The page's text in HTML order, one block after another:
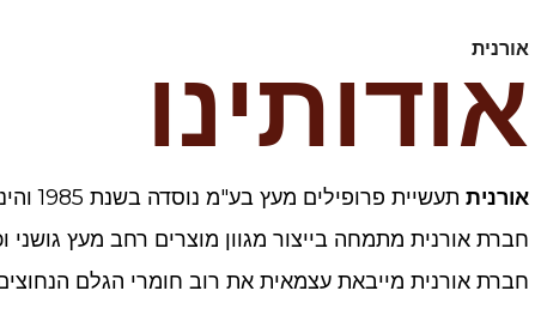
אורנית
אודותינו
אורנית תעשיית פרופילים מעץ בע"מ נוסדה בשנת 1985 והינה חברה פרטית בבעלות אליעזר ארבל ואבי זהר. המפעל ממוקם במפרץ חיפה על שטח של 6,000 מטר רבוע.
חברת אורנית מתמחה בייצור מגוון מוצרים רחב מעץ
חברת אורנית מייבאת עצמאית את רוב חומרי הגלם